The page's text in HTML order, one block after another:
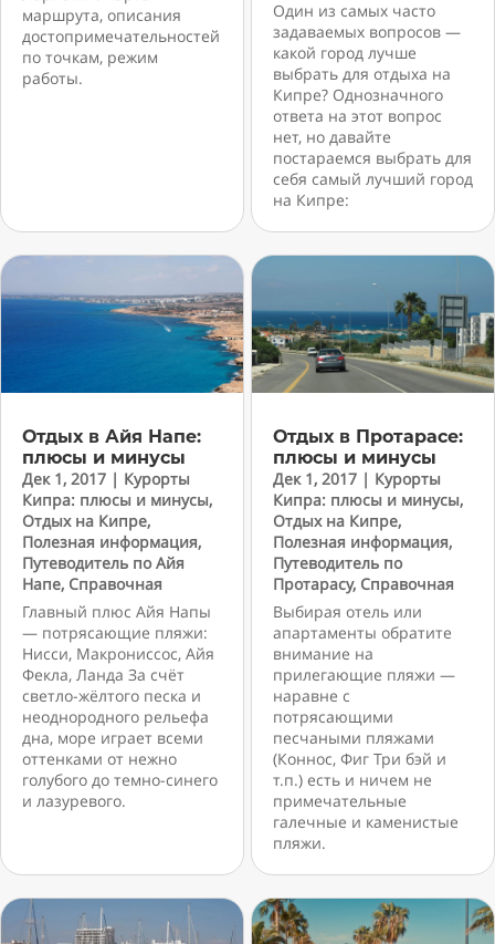
маршрута, описания
достопримечательностей
по точкам, режим
работы.
Один из самых часто
задаваемых вопросов —
какой город лучше
выбрать для отдыха на
Кипре? Однозначного
ответа на этот вопрос
нет, но давайте
постараемся выбрать для
себя самый лучший город
на Кипре:
Отдых в Айя Напе:
плюсы и минусы
Дек 1, 2017 | Курорты
Кипра: плюсы и минусы,
Отдых на Кипре,
Полезная информация,
Путеводитель по Айя
Напе, Справочная
Главный плюс Айя Напы
— потрясающие пляжи:
Нисси, Макрониссос, Айя
Фекла, Ланда За счёт
светло-жёлтого песка и
неоднородного рельефа
дна, море играет всеми
оттенками от нежно
голубого до темно-синего
и лазуревого.
Отдых в Протарасе:
плюсы и минусы
Дек 1, 2017 | Курорты
Кипра: плюсы и минусы,
Отдых на Кипре,
Полезная информация,
Путеводитель по
Протарасу, Справочная
Выбирая отель или
апартаменты обратите
внимание на
прилегающие пляжи —
наравне с
потрясающими
песчаными пляжами
(Коннос, Фиг Три бэй и
т.п.) есть и ничем не
примечательные
галечные и каменистые
пляжи.